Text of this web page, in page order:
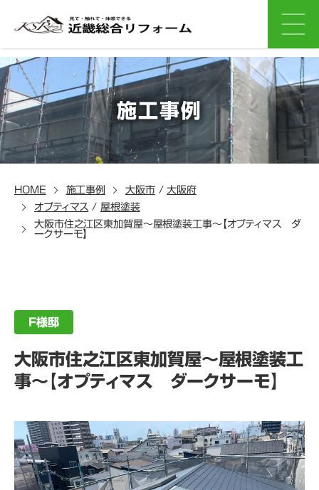
施工事例
HOME 施工事例 大阪市/大阪府
オプティマス / 屋根塗装
大阪市住之江区東加賀屋～屋根塗装工事～【オプティマス ダ
ークサーモ】
F様邸
大阪市住之江区東加賀屋～屋根塗装工
事～【オプティマス ダークサーモ】